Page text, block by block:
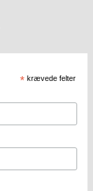
* krævede felter